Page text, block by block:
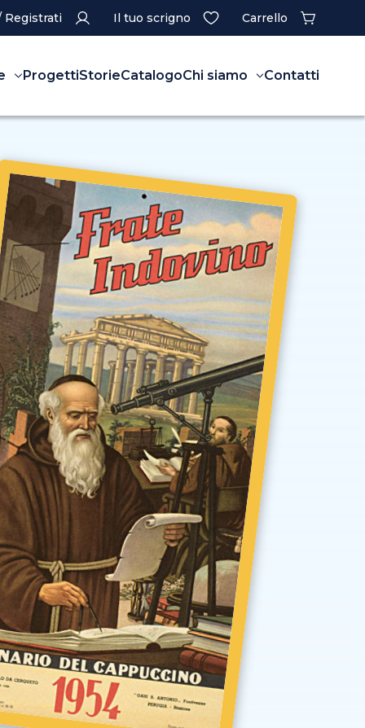
Registrati Il tuo scrigno Carrello
ProgettiStorieCatalogoChi siamo Contatti